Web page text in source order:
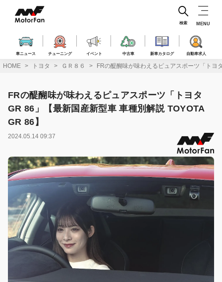
ス
車ニュース チューニング イベント 中古車 新車カタログ 自動車求人
検索 MENU
HOME トヨタ ＧＲ８６ FRの醍醐味が味わえるピュアスポーツ「トヨ
FRの醍醐味が味わえるピュアスポーツ「トヨタ
GR 86」【最新国産新型車 車種別解説 TOYOTA
GR 86】
2024.05.14 09:37